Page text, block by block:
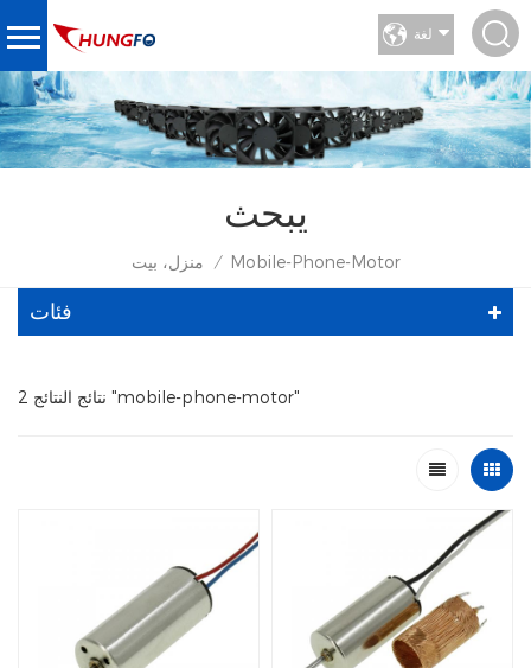
لغة
يبحث
منزل، بيت / Mobile-Phone-Motor
فئات
2 نتائج النتائج "mobile-phone-motor"